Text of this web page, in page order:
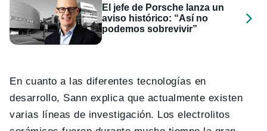
El jefe de Porsche lanza un
aviso histórico: “Así no
podemos sobrevivir”
En cuanto a las diferentes tecnologías en
desarrollo, Sann explica que actualmente existen
varias líneas de investigación. Los electrolitos